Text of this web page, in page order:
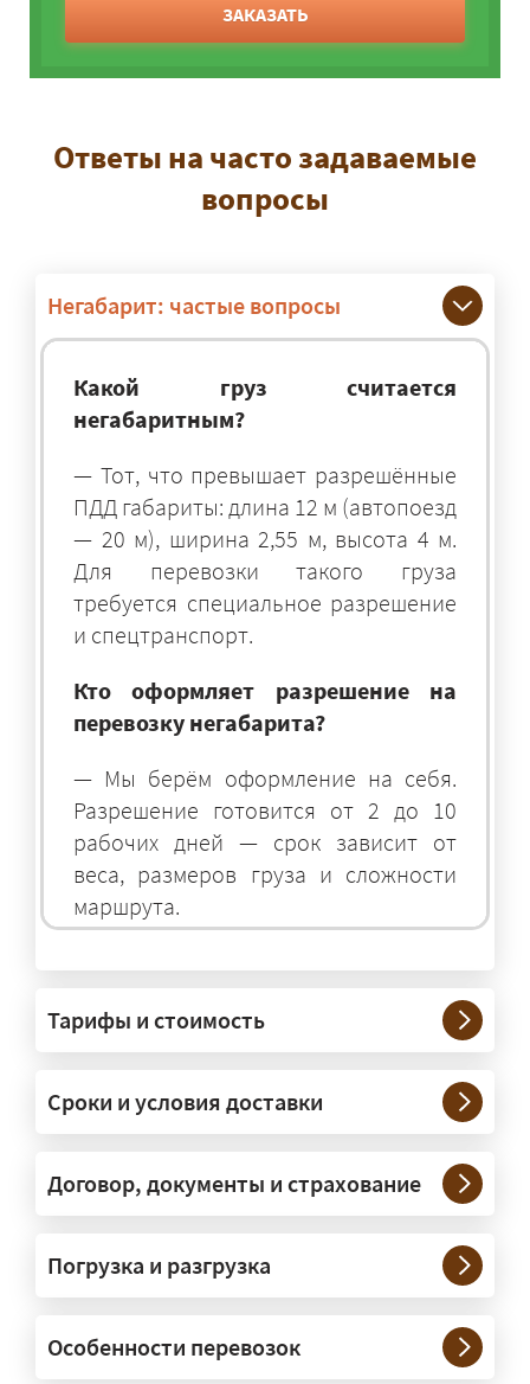
ЗАКАЗАТЬ
Ответы на часто задаваемые
вопросы
Негабарит: частые вопросы
Какой груз считается
негабаритным?
— Тот, что превышает разрешённые
ПДД габариты: длина 12 м (автопоезд
— 20 м), ширина 2,55 м, высота 4 м.
Для перевозки такого груза
требуется специальное разрешение
и спецтранспорт.
Кто оформляет разрешение на
перевозку негабарита?
— Мы берём оформление на себя.
Разрешение готовится от 2 до 10
рабочих дней — срок зависит от
веса, размеров груза и сложности
маршрута.
— На тралах и низкорамниках —
платформах, рассчитанных на
крупногабаритную технику и
конструкции. Транспорт подбираем
под конкретные размеры и вес груза.
сопровождение?
организуем. Потребность в машинах
Тарифы и стоимость
Сроки и условия доставки
Договор, документы и страхование
Погрузка и разгрузка
Особенности перевозок